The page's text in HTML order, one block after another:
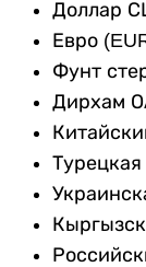
Доллар
Евро
Фунт
Дирхам